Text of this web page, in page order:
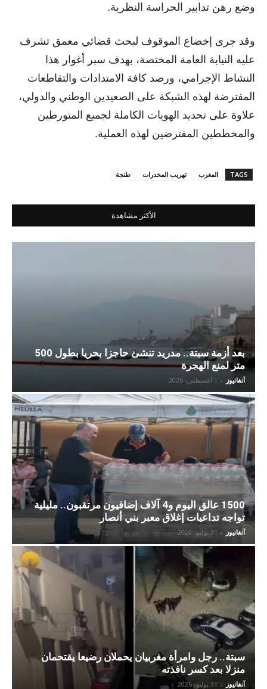
وضع رهن تدابير الحراسة النظرية.
وقد جرى إخضاع الموقوف لبحث قضائي معمق تشرف
عليه النيابة العامة المختصة، بهدف سبر أغوار هذا
النشاط الإجرامي، ورصد كافة الامتدادات والتقاطعات
المفترضة لهذه الشبكة على الصعيدين الوطني والدولي،
علاوة على تحديد الهويات الكاملة لجميع المتورطين
والمخططين المفترضين لهذه العملية.
TAGS المغرب تهريب المخدرات طنجة
الأكثر مشاهدة
بعد أزمة سبتة.. مدريد تنشئ حاجزا بحريا بطول 500
متر لمنع الهجرة
آنفانيوز - 1 أغسطس، 2026
1500 عالق اليوم و4 آلاف إضافيون مرتقبون.. مليلية
تواجه تداعيات إغلاق معبر بني أنصار
آنفانيوز - 31 يوليو، 2026
سبتة.. رجل وامرأة مغربيان يحملان رضيعا يقتحمان
منزلا بعد كسر نافذته
آنفانيوز - 31 يوليو، 2026